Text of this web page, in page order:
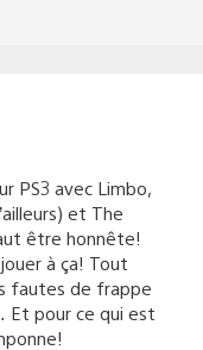
PS3 avec Limbo,
et The
être honnête!
à ça! Tout
fautes de frappe
Et pour ce qui est